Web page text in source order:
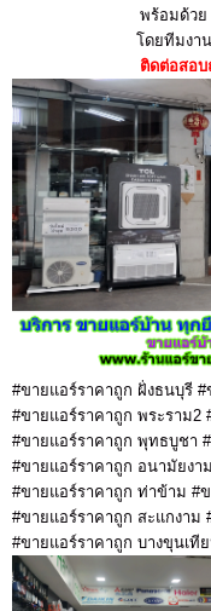
พร้อมด้วย
โดยทีมงา
ติดต่อสอ
#ขายแอร์ราคาถูก ฝั่งธนบุรี
#ขายแอร์ราคาถูก พระราม2
#ขายแอร์ราคาถูก พุทธบูชา
#ขายแอร์ราคาถูก อนามัยงา
#ขายแอร์ราคาถูก ท่าข้าม #
#ขายแอร์ราคาถูก สะแกงาม
#ขายแอร์ราคาถูก บางขุนเที